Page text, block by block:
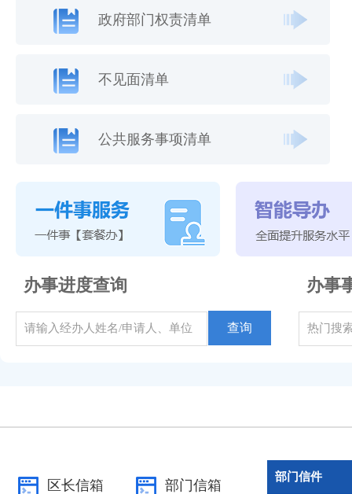
政府部门权责清单
不见面清单
公共服务事项清单
办事进度查询
查询
办事
区长信箱 部门信箱
部门信件